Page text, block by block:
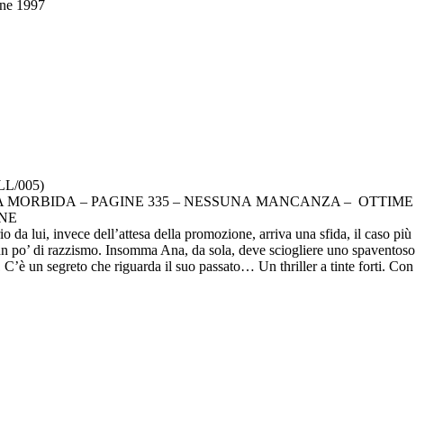
1997
005)
– PAGINE 335 – NESSUNA MANCANZA – OTTIME
lui, invece dell’attesa della promozione, arriva una sfida, il caso più
di razzismo. Insomma Ana, da sola, deve sciogliere uno spaventoso
un segreto che riguarda il suo passato… Un thriller a tinte forti. Con